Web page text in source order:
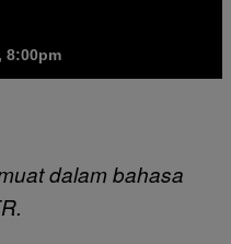
8:00pm
dalam bahasa